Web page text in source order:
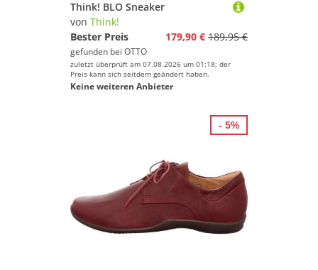
Think! BLO Sneaker
von Think!
Bester Preis
179,90 € 189,95 €
gefunden bei OTTO
zuletzt überprüft am 07.08.2026 um 01:18; der
Preis kann sich seitdem geändert haben.
Keine weiteren Anbieter
- 5%